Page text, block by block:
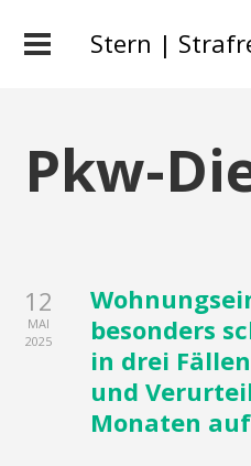
Stern |
Pkw-
12
MAI
2025
besonders
in drei
und
Monaten